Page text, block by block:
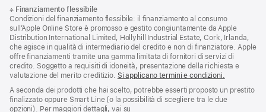
di
pagina
a
piè
di
pagina
※ Finanziamento flessibile
Condizioni del finanziamento flessibile: il finanziamento al consumo
sull’Apple Online Store è promosso e gestito congiuntamente da Apple
Distribution International Limited, Hollyhill Industrial Estate, Cork, Irlanda,
che agisce in qualità di intermediario del credito e non di finanziatore. Apple
offre finanziamenti tramite una gamma limitata di fornitori di servizi di
credito. Soggetto a requisiti di idoneità, presentazione della richiesta e
valutazione del merito creditizio. Si applicano termini e condizioni.
A seconda dei prodotti che hai scelto, potrebbe esserti proposto un prestito
finalizzato oppure Smart Line (o la possibilità di scegliere tra le due
opzioni). Per maggiori dettagli, vai su